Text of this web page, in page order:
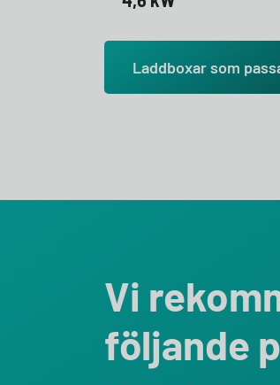
Laddboxar som
Vi
följande